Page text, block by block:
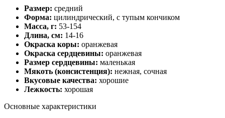
Размер: средний
Форма: цилиндрический, с тупым кончиком
Масса, г: 53-154
Длина, см: 14-16
Окраска коры: оранжевая
Окраска сердцевины: оранжевая
Размер сердцевины: маленькая
Мякоть (консистенция): нежная, сочная
Вкусовые качества: хорошие
Лежкость: хорошая
Основные характеристики